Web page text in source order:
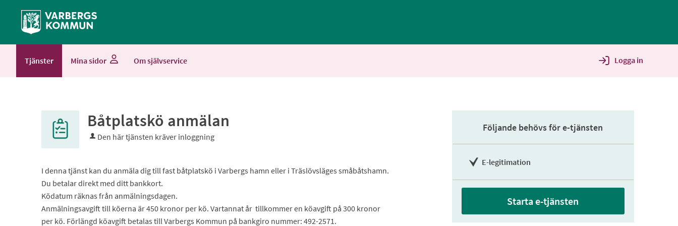
Välkommen
Självservice
Varbergs
Tjänster Mina sidor Om självservice Logga in
Båtplatskö anmälan
Den här tjänsten kräver inloggning
I denna tjänst kan du anmäla dig till fast båtplatskö i Varbergs hamn eller i Träslövsläges småbåtshamn.
Du betalar direkt med ditt bankkort.
Ködatum räknas från anmälningsdagen.
Anmälningsavgift till köerna är 450 kronor per kö. Vartannat år tillkommer en köavgift på 300 kronor
per kö. Förlängd köavgift betalas till Varbergs Kommun på bankgiro nummer: 492-2571.
Följande behövs för e-tjänsten
E-legitimation
Starta e-tjänsten